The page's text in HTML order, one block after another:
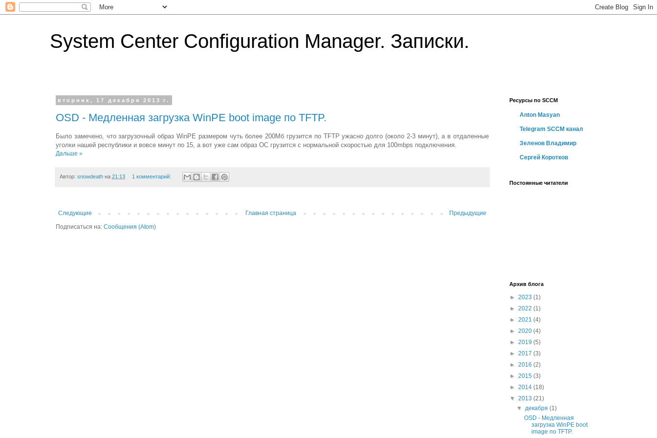
System Center Configuration Manager. Записки.
вторник, 17 декабря 2013 г.
OSD - Медленная загрузка WinPE boot image по TFTP.
Было замечено, что загрузочный образ WinPE размером чуть более 200Мб грузится по TFTP ужасно долго (около 2-3 минут), а в отдаленные
уголки нашей республики и вовсе минут по 15, а вот уже сам образ ОС грузится с нормальной скоростью для 100mbps подключения.
Дальше »
Автор: snowdeath на 21:13 1 комментарий:
Следующие Предыдущие
Главная страница
Подписаться на: Сообщения (Atom)
Ресурсы по SCCM
Anton Masyan
Telegram SCCM канал
Зеленов Владимир
Сергей Коротков
Постоянные читатели
Архив блога
► 2023 (1)
► 2022 (1)
► 2021 (4)
► 2020 (4)
► 2019 (5)
► 2017 (3)
► 2016 (2)
► 2015 (3)
► 2014 (18)
▼ 2013 (21)
▼декабря(1)
OSD - Медленная
загрузка WinPE boot
image по TFTP.